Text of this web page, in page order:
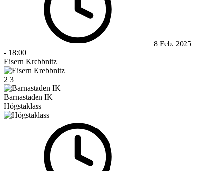
8 Feb. 2025
- 18:00
Eisern Krebbnitz
2 3
Barnastaden IK
Högstaklass